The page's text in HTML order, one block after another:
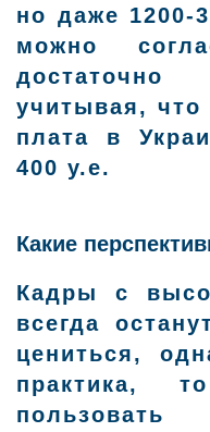
но даже 1200-
можно
учитывая, что
плата в
400 у.е.
Какие
Кадры с
всегда
цениться,
практика,